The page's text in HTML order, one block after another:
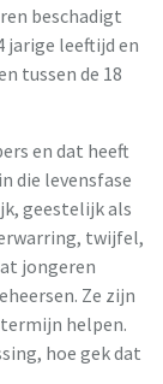
beschadigt
jarige leeftijd en
tussen de 18
en dat heeft
die levensfase
geestelijk als
twijfel,
jongeren
Ze zijn
helpen.
hoe gek dat